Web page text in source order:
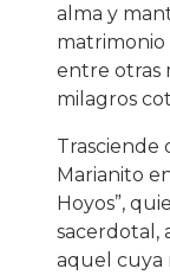
alma y
matrimonio
entre otras
milagros
Trasciende
Marianito
Hoyos”,
sacerdotal,
aquel cuya